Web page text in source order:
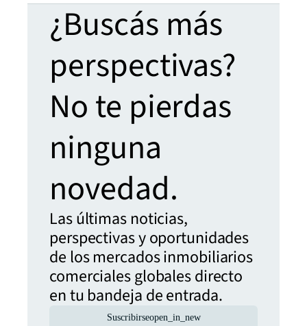
¿Buscás más
perspectivas?
No te pierdas
ninguna
novedad.
Las últimas noticias,
perspectivas y oportunidades
de los mercados inmobiliarios
comerciales globales directo
en tu bandeja de entrada.
Suscribirseopen_in_new